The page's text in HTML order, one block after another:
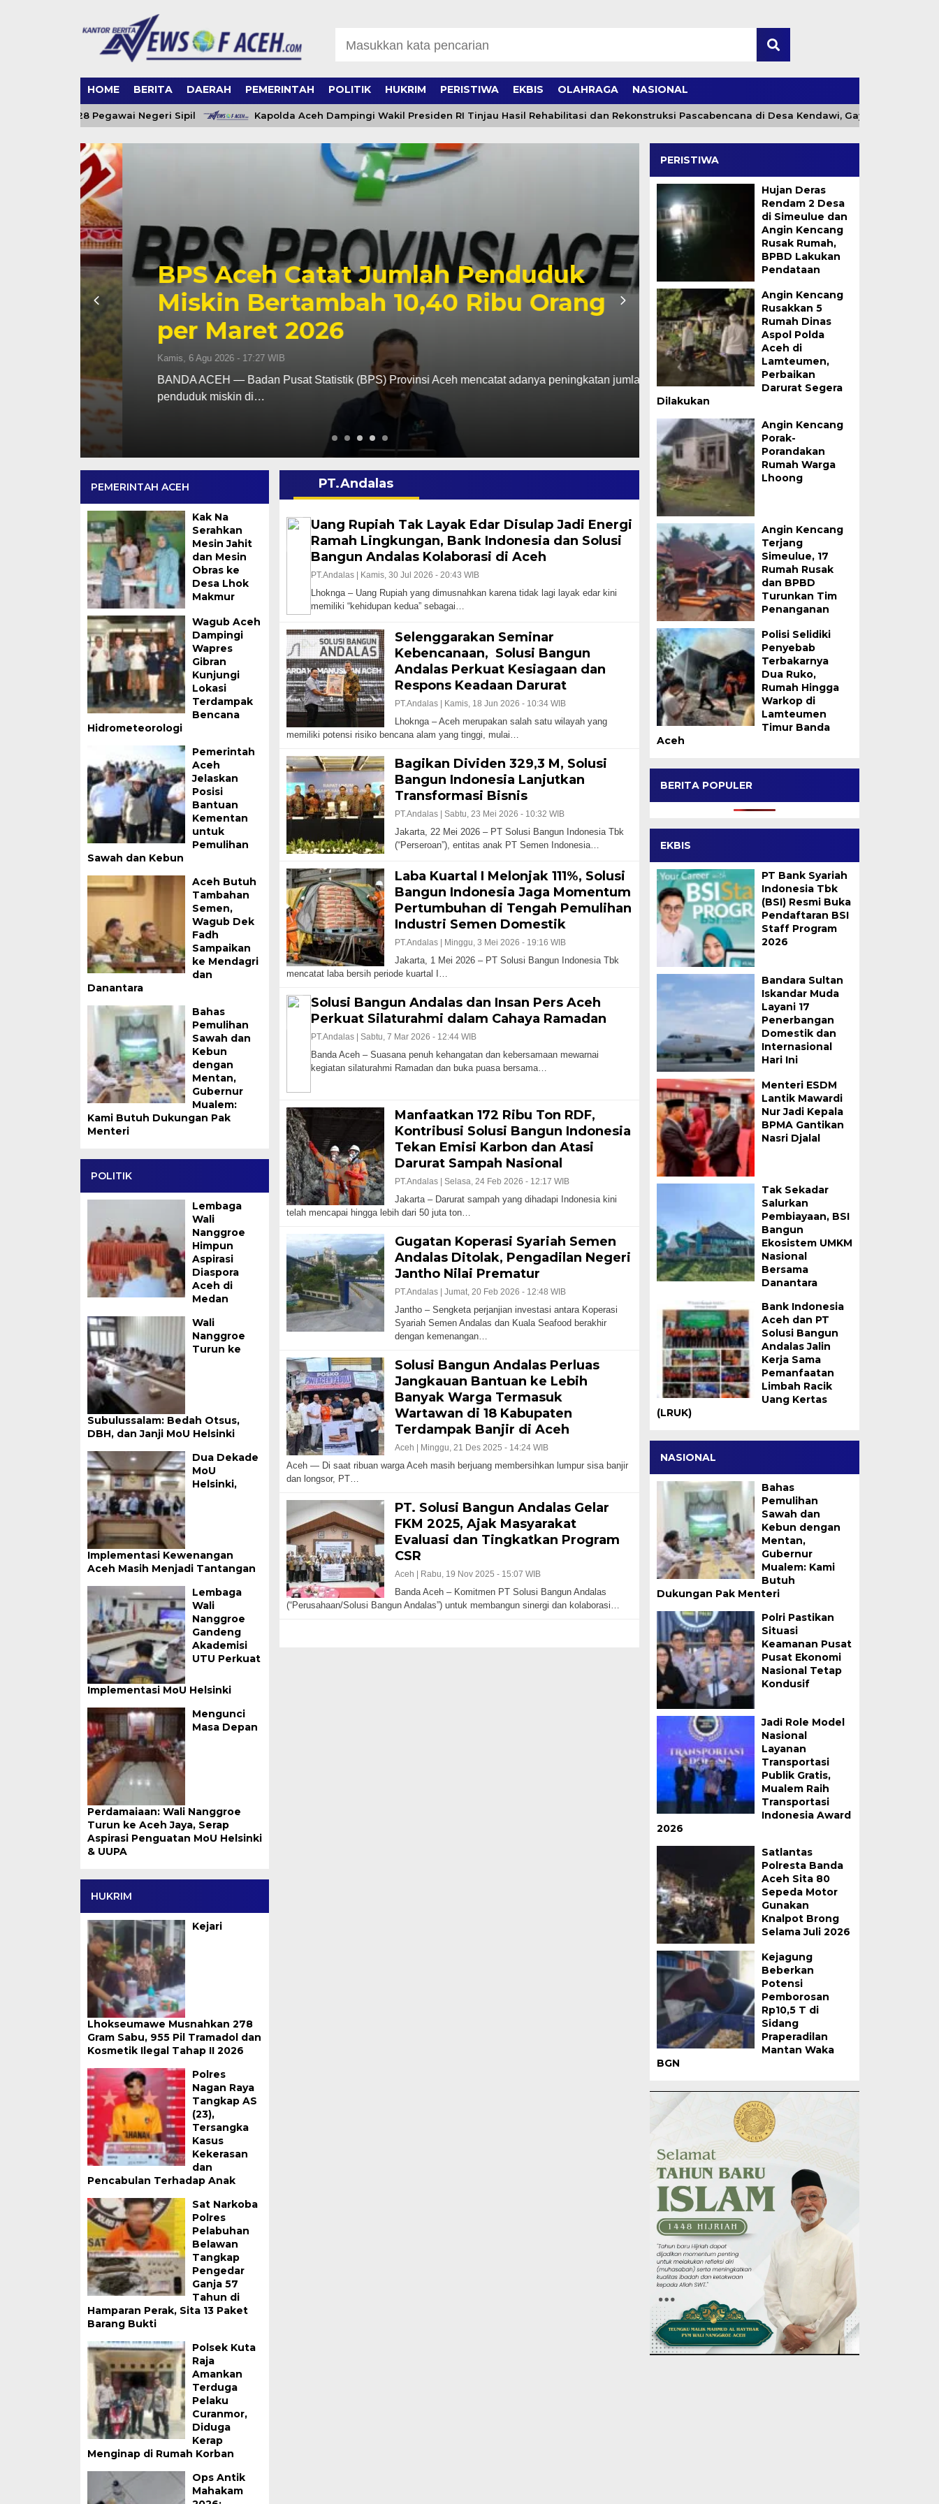
HOME BERITA DAERAH PEMERINTAH POLITIK HUKRIM PERISTIWA EKBIS OLAHRAGA NASIONAL
228 Pegawai Negeri Sipil Kapolda Aceh Dampingi Wakil Presiden RI Tinjau Hasil Rehabilitasi dan Rekonstruksi Pascabencana di Desa Kendawi, Gayo Lues
BPS Aceh Catat Jumlah Penduduk
Miskin Bertambah 10,40 Ribu Orang
per Maret 2026
Kamis, 6 Agu 2026 - 17:27 WIB
BANDA ACEH — Badan Pusat Statistik (BPS) Provinsi Aceh mencatat adanya peningkatan jumlah
penduduk miskin di…
Partisipasi Ketua
Dalam Donor Darah
Aceh Syariah
Kamis, 6 Agu 2026 - 17:06 WIB
BANDA ACEH – Ketua Pro Jurnalismedia Siber
berpartisipasi…
PEMERINTAH ACEH
Kak Na
Serahkan
Mesin Jahit
dan Mesin
Obras ke
Desa Lhok
Makmur
Wagub Aceh
Dampingi
Wapres
Gibran
Kunjungi
Lokasi
Terdampak
Bencana
Hidrometeorologi
Pemerintah
Aceh
Jelaskan
Posisi
Bantuan
Kementan
untuk
Pemulihan
Sawah dan Kebun
Aceh Butuh
Tambahan
Semen,
Wagub Dek
Fadh
Sampaikan
ke Mendagri
dan
Danantara
Bahas
Pemulihan
Sawah dan
Kebun
dengan
Mentan,
Gubernur
Mualem:
Kami Butuh Dukungan Pak
Menteri
POLITIK
Lembaga
Wali
Nanggroe
Himpun
Aspirasi
Diaspora
Aceh di
Medan
Wali
Nanggroe
Turun ke
Subulussalam: Bedah Otsus,
DBH, dan Janji MoU Helsinki
Dua Dekade
MoU
Helsinki,
Implementasi Kewenangan
Aceh Masih Menjadi Tantangan
Lembaga
Wali
Nanggroe
Gandeng
Akademisi
UTU Perkuat
Implementasi MoU Helsinki
Mengunci
Masa Depan
Perdamaiaan: Wali Nanggroe
Turun ke Aceh Jaya, Serap
Aspirasi Penguatan MoU Helsinki
& UUPA
HUKRIM
Kejari
Lhokseumawe Musnahkan 278
Gram Sabu, 955 Pil Tramadol dan
Kosmetik Ilegal Tahap II 2026
Polres
Nagan Raya
Tangkap AS
(23),
Tersangka
Kasus
Kekerasan
dan
Pencabulan Terhadap Anak
Sat Narkoba
Polres
Pelabuhan
Belawan
Tangkap
Pengedar
Ganja 57
Tahun di
Hamparan Perak, Sita 13 Paket
Barang Bukti
Polsek Kuta
Raja
Amankan
Terduga
Pelaku
Curanmor,
Diduga
Kerap
Menginap di Rumah Korban
Ops Antik
Mahakam
PT.Andalas
Uang Rupiah Tak Layak Edar Disulap Jadi Energi
Ramah Lingkungan, Bank Indonesia dan Solusi
Bangun Andalas Kolaborasi di Aceh
PT.Andalas | Kamis, 30 Jul 2026 - 20:43 WIB
Lhoknga – Uang Rupiah yang dimusnahkan karena tidak lagi layak edar kini
memiliki “kehidupan kedua” sebagai…
Selenggarakan Seminar
Kebencanaan, Solusi Bangun
Andalas Perkuat Kesiagaan dan
Respons Keadaan Darurat
PT.Andalas | Kamis, 18 Jun 2026 - 10:34 WIB
Lhoknga – Aceh merupakan salah satu wilayah yang
memiliki potensi risiko bencana alam yang tinggi, mulai…
Bagikan Dividen 329,3 M, Solusi
Bangun Indonesia Lanjutkan
Transformasi Bisnis
PT.Andalas | Sabtu, 23 Mei 2026 - 10:32 WIB
Jakarta, 22 Mei 2026 – PT Solusi Bangun Indonesia Tbk
(“Perseroan”), entitas anak PT Semen Indonesia…
Laba Kuartal I Melonjak 111%, Solusi
Bangun Indonesia Jaga Momentum
Pertumbuhan di Tengah Pemulihan
Industri Semen Domestik
PT.Andalas | Minggu, 3 Mei 2026 - 19:16 WIB
Jakarta, 1 Mei 2026 – PT Solusi Bangun Indonesia Tbk
mencatat laba bersih periode kuartal I…
Solusi Bangun Andalas dan Insan Pers Aceh
Perkuat Silaturahmi dalam Cahaya Ramadan
PT.Andalas | Sabtu, 7 Mar 2026 - 12:44 WIB
Banda Aceh – Suasana penuh kehangatan dan kebersamaan mewarnai
kegiatan silaturahmi Ramadan dan buka puasa bersama…
Manfaatkan 172 Ribu Ton RDF,
Kontribusi Solusi Bangun Indonesia
Tekan Emisi Karbon dan Atasi
Darurat Sampah Nasional
PT.Andalas | Selasa, 24 Feb 2026 - 12:17 WIB
Jakarta – Darurat sampah yang dihadapi Indonesia kini
telah mencapai hingga lebih dari 50 juta ton…
Gugatan Koperasi Syariah Semen
Andalas Ditolak, Pengadilan Negeri
Jantho Nilai Prematur
PT.Andalas | Jumat, 20 Feb 2026 - 12:48 WIB
Jantho – Sengketa perjanjian investasi antara Koperasi
Syariah Semen Andalas dan Kuala Seafood berakhir
dengan kemenangan…
Solusi Bangun Andalas Perluas
Jangkauan Bantuan ke Lebih
Banyak Warga Termasuk
Wartawan di 18 Kabupaten
Terdampak Banjir di Aceh
Aceh | Minggu, 21 Des 2025 - 14:24 WIB
Aceh — Di saat ribuan warga Aceh masih berjuang membersihkan lumpur sisa banjir
dan longsor, PT…
PT. Solusi Bangun Andalas Gelar
FKM 2025, Ajak Masyarakat
Evaluasi dan Tingkatkan Program
CSR
Aceh | Rabu, 19 Nov 2025 - 15:07 WIB
Banda Aceh – Komitmen PT Solusi Bangun Andalas
(“Perusahaan/Solusi Bangun Andalas”) untuk membangun sinergi dan kolaborasi…
PERISTIWA
Hujan Deras
Rendam 2 Desa
di Simeulue dan
Angin Kencang
Rusak Rumah,
BPBD Lakukan
Pendataan
Angin Kencang
Rusakkan 5
Rumah Dinas
Aspol Polda
Aceh di
Lamteumen,
Perbaikan
Darurat Segera
Dilakukan
Angin Kencang
Porak-
Porandakan
Rumah Warga
Lhoong
Angin Kencang
Terjang
Simeulue, 17
Rumah Rusak
dan BPBD
Turunkan Tim
Penanganan
Polisi Selidiki
Penyebab
Terbakarnya
Dua Ruko,
Rumah Hingga
Warkop di
Lamteumen
Timur Banda
Aceh
BERITA POPULER
EKBIS
PT Bank Syariah
Indonesia Tbk
(BSI) Resmi Buka
Pendaftaran BSI
Staff Program
2026
Bandara Sultan
Iskandar Muda
Layani 17
Penerbangan
Domestik dan
Internasional
Hari Ini
Menteri ESDM
Lantik Mawardi
Nur Jadi Kepala
BPMA Gantikan
Nasri Djalal
Tak Sekadar
Salurkan
Pembiayaan, BSI
Bangun
Ekosistem UMKM
Nasional
Bersama
Danantara
Bank Indonesia
Aceh dan PT
Solusi Bangun
Andalas Jalin
Kerja Sama
Pemanfaatan
Limbah Racik
Uang Kertas
(LRUK)
NASIONAL
Bahas
Pemulihan
Sawah dan
Kebun dengan
Mentan,
Gubernur
Mualem: Kami
Butuh
Dukungan Pak Menteri
Polri Pastikan
Situasi
Keamanan Pusat
Pusat Ekonomi
Nasional Tetap
Kondusif
Jadi Role Model
Nasional
Layanan
Transportasi
Publik Gratis,
Mualem Raih
Transportasi
Indonesia Award
2026
Satlantas
Polresta Banda
Aceh Sita 80
Sepeda Motor
Gunakan
Knalpot Brong
Selama Juli 2026
Kejagung
Beberkan
Potensi
Pemborosan
Rp10,5 T di
Sidang
Praperadilan
Mantan Waka
BGN